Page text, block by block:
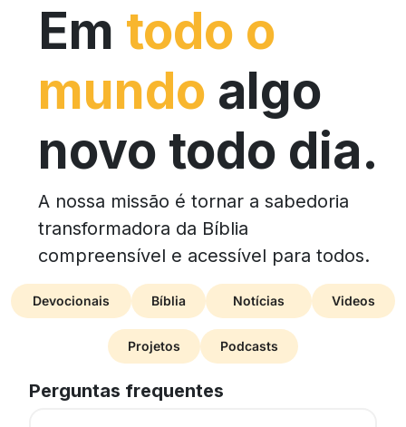
Em todo o
mundo algo
novo todo dia.
A nossa missão é tornar a sabedoria
transformadora da Bíblia
compreensível e acessível para todos.
Devocionais Bíblia Notícias Videos
Projetos Podcasts
Perguntas frequentes